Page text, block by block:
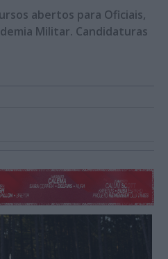
abertos para Oficiais,
Militar. Candidaturas